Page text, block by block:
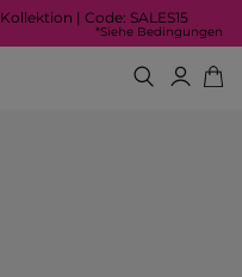
| Code: SALES15
*Siehe Bedingungen